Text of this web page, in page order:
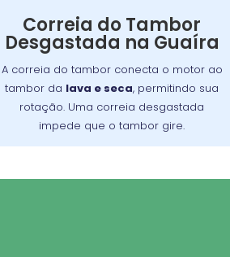
Correia do Tambor
Desgastada na Guaíra
A correia do tambor conecta o motor ao
tambor da lava e seca, permitindo sua
rotação. Uma correia desgastada
impede que o tambor gire.
Nossos técnicos podem diagnosticar e
reparar o problema, permitindo que
você continue a preparar suas refeições
favoritas sem interrupções.